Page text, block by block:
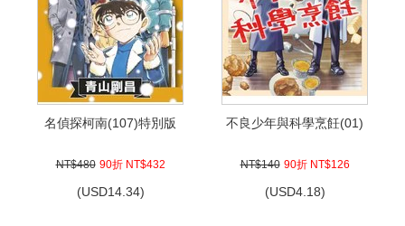
名偵探柯南(107)特別版
NT$480 90折 NT$432
(USD14.34)
不良少年與科學烹飪(01)
NT$140 90折 NT$126
(USD4.18)